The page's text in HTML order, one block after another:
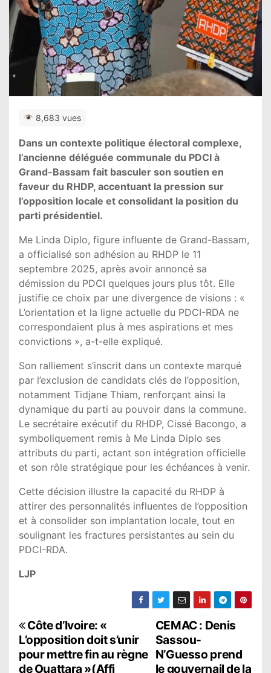
8,683 vues
Dans un contexte politique électoral complexe,
l’ancienne déléguée communale du PDCI à
Grand-Bassam fait basculer son soutien en
faveur du RHDP, accentuant la pression sur
l’opposition locale et consolidant la position du
parti présidentiel.
Me Linda Diplo, figure influente de Grand-Bassam,
a officialisé son adhésion au RHDP le 11
septembre 2025, après avoir annoncé sa
démission du PDCI quelques jours plus tôt. Elle
justifie ce choix par une divergence de visions : «
L’orientation et la ligne actuelle du PDCI-RDA ne
correspondaient plus à mes aspirations et mes
convictions », a-t-elle expliqué.
Son ralliement s’inscrit dans un contexte marqué
par l’exclusion de candidats clés de l’opposition,
notamment Tidjane Thiam, renforçant ainsi la
dynamique du parti au pouvoir dans la commune.
Le secrétaire exécutif du RHDP, Cissé Bacongo, a
symboliquement remis à Me Linda Diplo ses
attributs du parti, actant son intégration officielle
et son rôle stratégique pour les échéances à venir.
Cette décision illustre la capacité du RHDP à
attirer des personnalités influentes de l’opposition
et à consolider son implantation locale, tout en
soulignant les fractures persistantes au sein du
PDCI-RDA.
LJP
N
a
CEMAC : Denis
Sassou-
N’Guesso prend
le gouvernail de la
Côte d’Ivoire: «
L’opposition doit s’unir
pour mettre fin au règne
de Ouattara »(Affi